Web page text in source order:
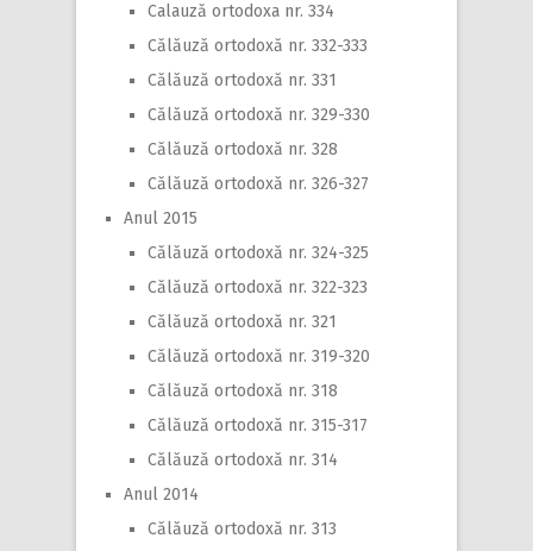
Calauză ortodoxa nr. 334
Călăuză ortodoxă nr. 332-333
Călăuză ortodoxă nr. 331
Călăuză ortodoxă nr. 329-330
Călăuză ortodoxă nr. 328
Călăuză ortodoxă nr. 326-327
Anul 2015
Călăuză ortodoxă nr. 324-325
Călăuză ortodoxă nr. 322-323
Călăuză ortodoxă nr. 321
Călăuză ortodoxă nr. 319-320
Călăuză ortodoxă nr. 318
Călăuză ortodoxă nr. 315-317
Călăuză ortodoxă nr. 314
Anul 2014
Călăuză ortodoxă nr. 313